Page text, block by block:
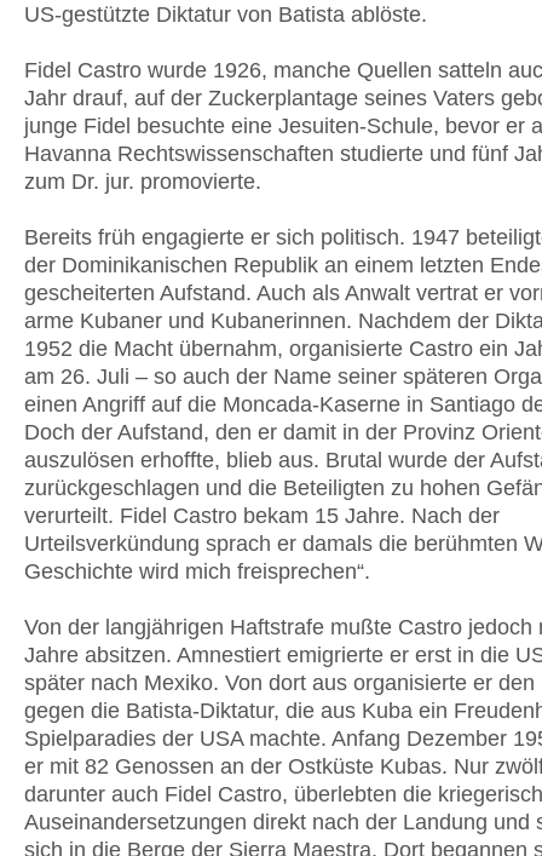
US-gestützte Diktatur von Batista ablöste.
Fidel Castro wurde 1926, manche Quellen satteln
Jahr drauf, auf der Zuckerplantage seines Vaters
junge Fidel besuchte eine Jesuiten-Schule, bevor er
Havanna Rechtswissenschaften studierte und fünf
zum Dr. jur. promovierte.
Bereits früh engagierte er sich politisch. 1947
der Dominikanischen Republik an einem letzten
gescheiterten Aufstand. Auch als Anwalt vertrat er
arme Kubaner und Kubanerinnen. Nachdem der
1952 die Macht übernahm, organisierte Castro ein
am 26. Juli – so auch der Name seiner späteren
einen Angriff auf die Moncada-Kaserne in Santiago
Doch der Aufstand, den er damit in der Provinz
auszulösen erhoffte, blieb aus. Brutal wurde der
zurückgeschlagen und die Beteiligten zu hohen
verurteilt. Fidel Castro bekam 15 Jahre. Nach der
Urteilsverkündung sprach er damals die berühmten
Geschichte wird mich freisprechen“.
Von der langjährigen Haftstrafe mußte Castro jedoch
Jahre absitzen. Amnestiert emigrierte er erst in die
später nach Mexiko. Von dort aus organisierte er den
gegen die Batista-Diktatur, die aus Kuba ein
Spielparadies der USA machte. Anfang Dezember
er mit 82 Genossen an der Ostküste Kubas. Nur
darunter auch Fidel Castro, überlebten die
Auseinandersetzungen direkt nach der Landung und
sich in die Berge der Sierra Maestra. Dort begannen